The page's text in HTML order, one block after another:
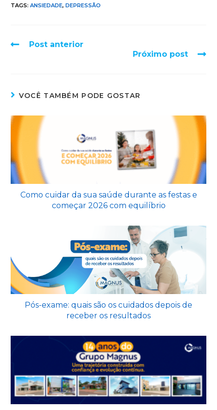
TAGS:ANSIEDADE, DEPRESSÃO
Post anterior
Próximo post
VOCÊ TAMBÉM PODE GOSTAR
Como cuidar da sua saúde durante as festas e
começar 2026 com equilíbrio
Pós-exame: quais são os cuidados depois de
receber os resultados